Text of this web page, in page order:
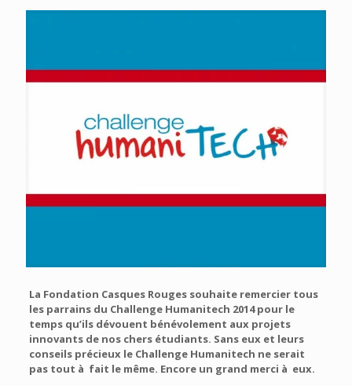
La Fondation Casques Rouges souhaite remercier tous
les parrains du Challenge Humanitech 2014 pour le
temps qu’ils dévouent bénévolement aux projets
innovants de nos chers étudiants. Sans eux et leurs
conseils précieux le Challenge Humanitech ne serait
pas tout à fait le même. Encore un grand merci à eux.